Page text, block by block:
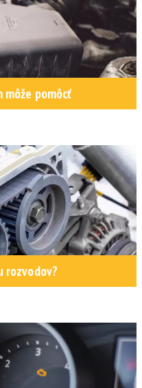
pomôcť
rozvodov?